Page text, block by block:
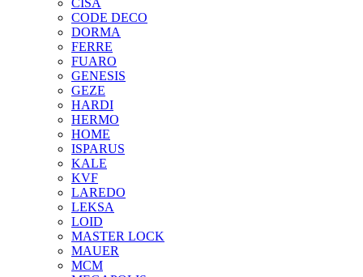
CISA
CODE DECO
DORMA
FERRE
FUARO
GENESIS
GEZE
HARDI
HERMO
HOMЕ
ISPARUS
KALE
KVF
LAREDO
LEKSA
LOID
MASTER LOCK
MAUER
MCM